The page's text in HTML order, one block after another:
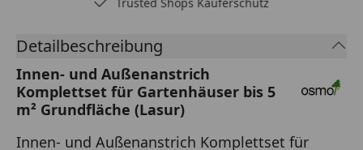
Detailbeschreibung
Innen- und Außenanstrich
Komplettset für Gartenhäuser bis 5
m² Grundfläche (Lasur)
Innen- und Außenanstrich Komplettset für